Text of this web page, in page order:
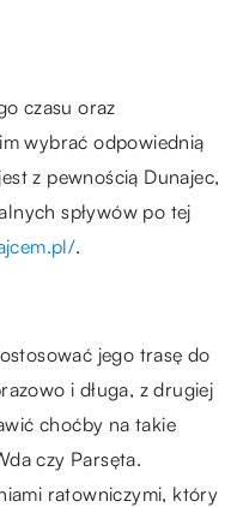
czasu oraz
wybrać odpowiednią
z pewnością Dunajec,
spływów po tej
.
jego trasę do
i długa, z drugiej
choćby na takie
czy Parsęta.
ratowniczymi, który